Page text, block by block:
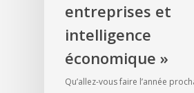
entreprises et
intelligence
économique »
Qu’allez-vous faire l’année